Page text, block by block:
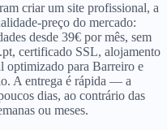
criar um site profissional, a
preço do mercado:
desde 39€ por mês, sem
certificado SSL, alojamento
optimizado para Barreiro e
A entrega é rápida — a
dias, ao contrário das
ou meses.